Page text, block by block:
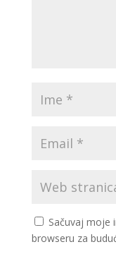
Sačuvaj moje
browseru za